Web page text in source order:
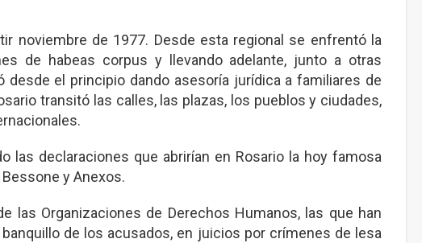
noviembre de 1977. Desde esta regional se enfrentó la
de habeas corpus y llevando adelante, junto a otras
desde el principio dando asesoría jurídica a familiares de
transitó las calles, las plazas, los pueblos y ciudades,
las declaraciones que abrirían en Rosario la hoy famosa
y Anexos.
las Organizaciones de Derechos Humanos, las que han
de los acusados, en juicios por crímenes de lesa